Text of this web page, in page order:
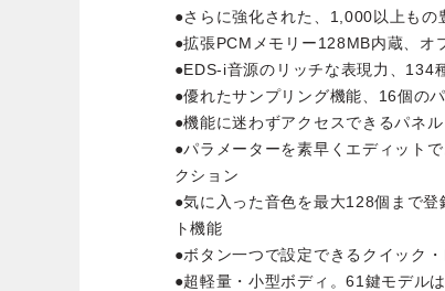
●さらに強化された、1,000以上もの
●拡張PCMメモリー128MB内蔵、オ
●EDS-i音源のリッチな表現力、134
●優れたサンプリング機能、16個の
●機能に迷わずアクセスできるパネ
●パラメーターを素早くエディット
クション
●気に入った音色を最大128個まで
ト機能
●ボタン一つで設定できるクイック
●超軽量・小型ボディ。61鍵モデル